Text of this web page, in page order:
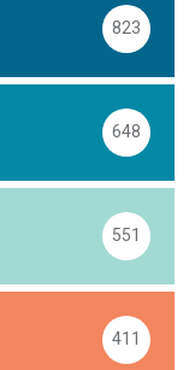
823
648
551
411